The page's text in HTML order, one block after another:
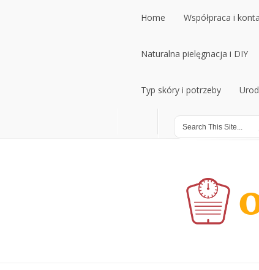
Home
Home
Współpraca i
Współpraca i
Naturalna pielęgnacja i DIY
Naturalna pielęgnacja i DIY
Typ skóry i potrzeby
Typ skóry i potrzeby